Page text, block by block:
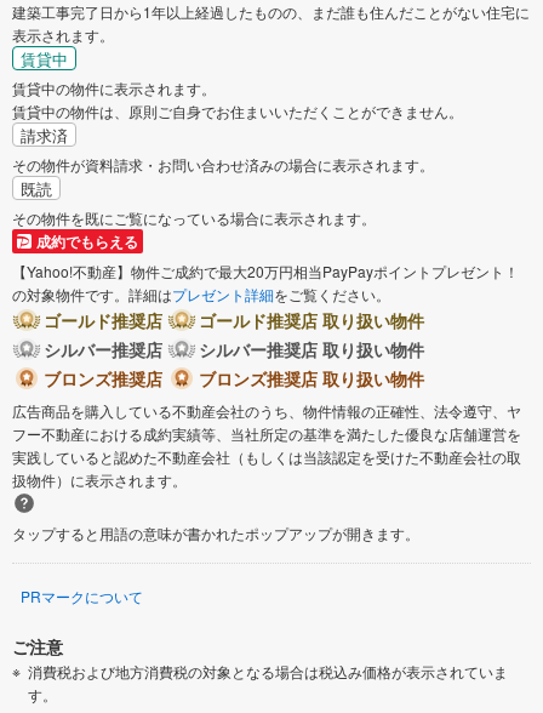
建築工事完了日から1年以上経過したものの、まだ誰も住んだことがない住宅に
表示されます。
賃貸中
賃貸中の物件に表示されます。
賃貸中の物件は、原則ご自身でお住まいいただくことができません。
請求済
その物件が資料請求・お問い合わせ済みの場合に表示されます。
既読
その物件を既にご覧になっている場合に表示されます。
成約でもらえる
【Yahoo!不動産】物件ご成約で最大20万円相当PayPayポイントプレゼント！
の対象物件です。詳細はプレゼント詳細をご覧ください。
ゴールド推奨店
ゴールド推奨店 取り扱い物件
シルバー推奨店
シルバー推奨店 取り扱い物件
ブロンズ推奨店
ブロンズ推奨店 取り扱い物件
広告商品を購入している不動産会社のうち、物件情報の正確性、法令遵守、ヤ
フー不動産における成約実績等、当社所定の基準を満たした優良な店舗運営を
実践していると認めた不動産会社（もしくは当該認定を受けた不動産会社の取
扱物件）に表示されます。
タップすると用語の意味が書かれたポップアップが開きます。
PRマークについて
ご注意
消費税および地方消費税の対象となる場合は税込み価格が表示されていま
す。